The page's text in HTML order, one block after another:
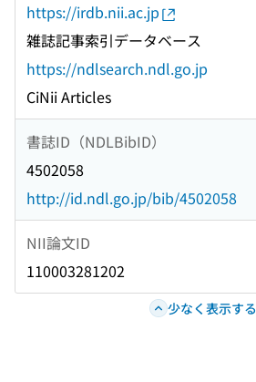
https://irdb.nii.ac.jp
雑誌記事索引データベース
https://ndlsearch.ndl.go.jp
CiNii Articles
書誌ID（NDLBibID）
4502058
http://id.ndl.go.jp/bib/4502058
NII論文ID
110003281202
少なく表示する